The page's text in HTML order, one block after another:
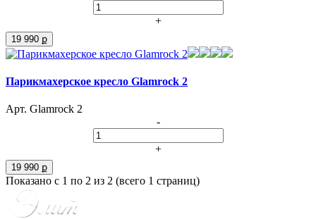
+
19 990 ք
Парикмахерское кресло Glamrock 2
Арт. Glamrock 2
-
+
19 990 ք
Показано с 1 по 2 из 2 (всего 1 страниц)